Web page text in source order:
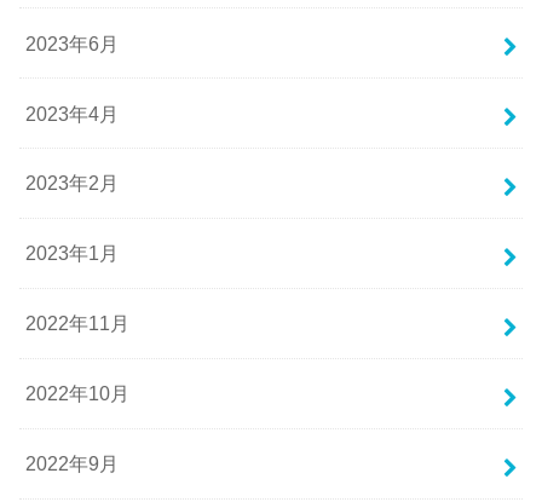
2023年6月
2023年4月
2023年2月
2023年1月
2022年11月
2022年10月
2022年9月